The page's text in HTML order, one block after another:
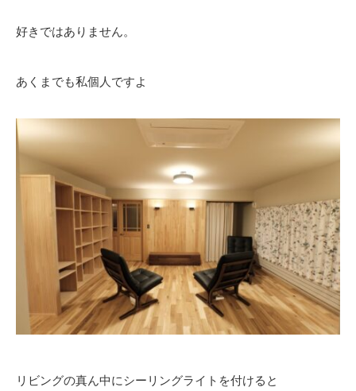
好きではありません。
あくまでも私個人ですよ
リビングの真ん中にシーリングライトを付けると